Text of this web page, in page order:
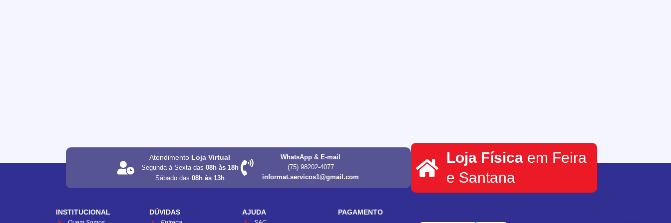
Atendimento Loja Virtual
Segunda à Sexta das 08h às 18h
Sábado das 08h às 13h
WhatsApp & E-mail
(75) 98202-4077
informat.servicos1@gmail.com
Loja Físicaem Feira
e Santana
INSTITUCIONAL DÚVIDAS AJUDA PAGAMENTO